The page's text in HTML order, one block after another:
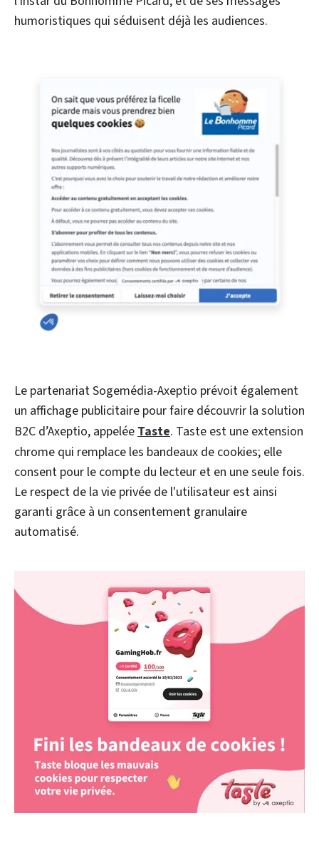
humoristiques qui séduisent déjà les audiences.
Le partenariat Sogemédia-Axeptio prévoit également
un affichage publicitaire pour faire découvrir la solution
B2C d’Axeptio, appeléeTaste. Taste est une extension
chrome qui remplace les bandeaux de cookies; elle
consent pour le compte du lecteur et en une seule fois.
Le respect de la vie privée de l'utilisateur est ainsi
garanti grâce à un consentement granulaire
automatisé.